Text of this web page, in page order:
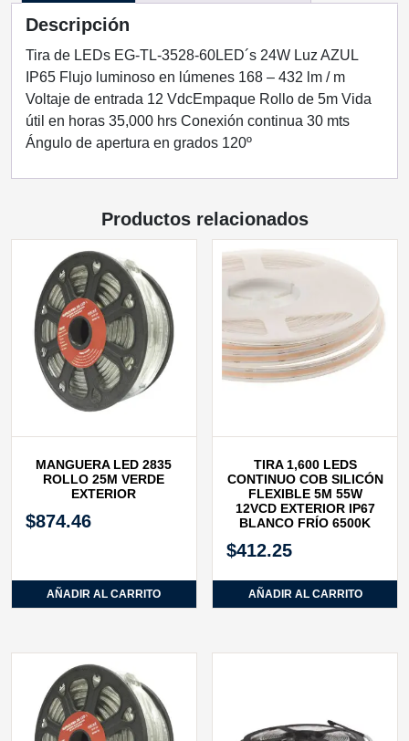
´S
24W
LUZ
AZUL
IP65
ENERGAIN
cantidad
Descripción
Tira de LEDs EG-TL-3528-60LED´s 24W Luz AZUL
IP65 Flujo luminoso en lúmenes 168 – 432 lm / m
Voltaje de entrada 12 VdcEmpaque Rollo de 5m Vida
útil en horas 35,000 hrs Conexión continua 30 mts
Ángulo de apertura en grados 120º
Productos relacionados
MANGUERA LED 2835
ROLLO 25M VERDE
EXTERIOR
$874.46
AÑADIR AL CARRITO
TIRA 1,600 LEDS
CONTINUO COB SILICÓN
FLEXIBLE 5M 55W
12VCD EXTERIOR IP67
BLANCO FRÍO 6500K
$412.25
AÑADIR AL CARRITO